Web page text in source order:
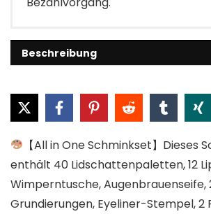
Beschreibung
【All in One Schminkset】Dieses
enthält 40 Lidschattenpaletten, 12
Wimperntusche, Augenbrauenseife,
Grundierungen, Eyeliner-Stempel, 2